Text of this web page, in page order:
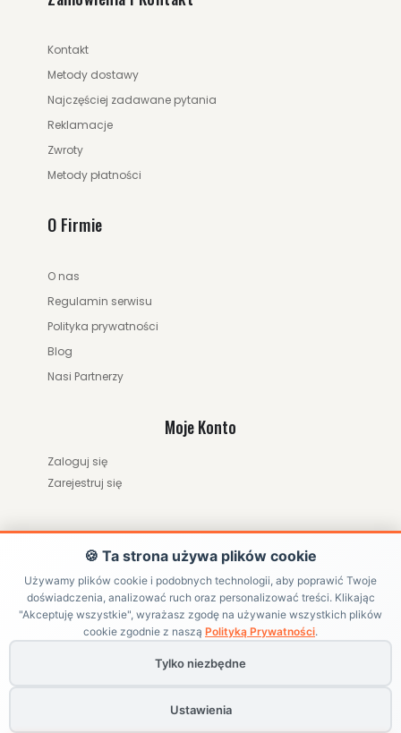
Kontakt
Metody dostawy
Najczęściej zadawane pytania
Reklamacje
Zwroty
Metody płatności
O Firmie
O nas
Regulamin serwisu
Polityka prywatności
Blog
Nasi Partnerzy
Moje Konto
Zaloguj się
Zarejestruj się
ZWRÓĆ ZAMÓWIENIE / ODSTĄP OD UMOWY
jeździecki z akcesoriami dla konia
🍪 Ta strona używa plików cookie
Używamy plików cookie i podobnych technologii, aby poprawić Twoje
doświadczenia, analizować ruch oraz personalizować treści. Klikając
"Akceptuję wszystkie", wyrażasz zgodę na używanie wszystkich plików
cookie zgodnie z naszą Polityką Prywatności.
Tylko niezbędne
Ustawienia